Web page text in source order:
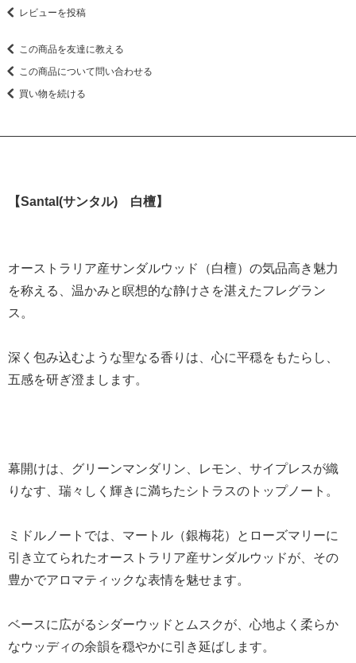
レビューを投稿
この商品を友達に教える
この商品について問い合わせる
買い物を続ける
【Santal(サンタル) 白檀】
オーストラリア産サンダルウッド（白檀）の気品高き魅力
を称える、温かみと瞑想的な静けさを湛えたフレグラン
ス。
深く包み込むような聖なる香りは、心に平穏をもたらし、
五感を研ぎ澄まします。
幕開けは、グリーンマンダリン、レモン、サイプレスが織
りなす、瑞々しく輝きに満ちたシトラスのトップノート。
ミドルノートでは、マートル（銀梅花）とローズマリーに
引き立てられたオーストラリア産サンダルウッドが、その
豊かでアロマティックな表情を魅せます。
ベースに広がるシダーウッドとムスクが、心地よく柔らか
なウッディの余韻を穏やかに引き延ばします。